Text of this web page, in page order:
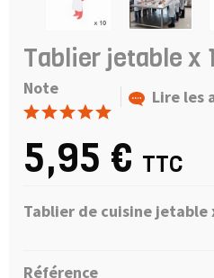
Tablier jetable x
Note Lire les
5,95 € TTC
Tablier de cuisine jetable
Référence